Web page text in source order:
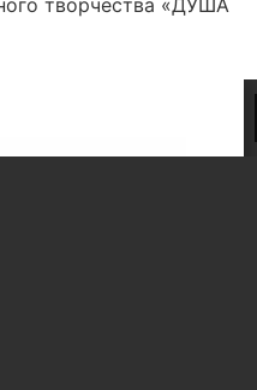
творчества «ДУША